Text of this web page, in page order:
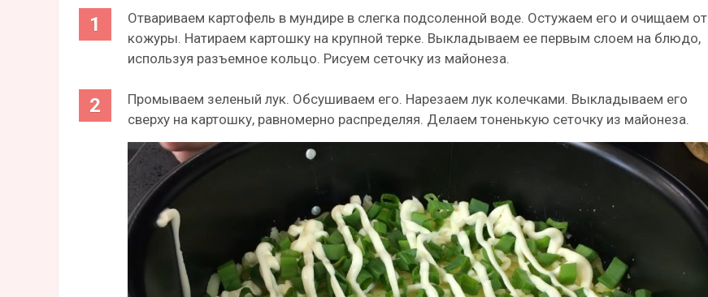
Отвариваем картофель в мундире в слегка подсоленной воде. Остужаем его и очищаем от
кожуры. Натираем картошку на крупной терке. Выкладываем ее первым слоем на блюдо,
используя разъемное кольцо. Рисуем сеточку из майонеза.
Промываем зеленый лук. Обсушиваем его. Нарезаем лук колечками. Выкладываем его
сверху на картошку, равномерно распределяя. Делаем тоненькую сеточку из майонеза.